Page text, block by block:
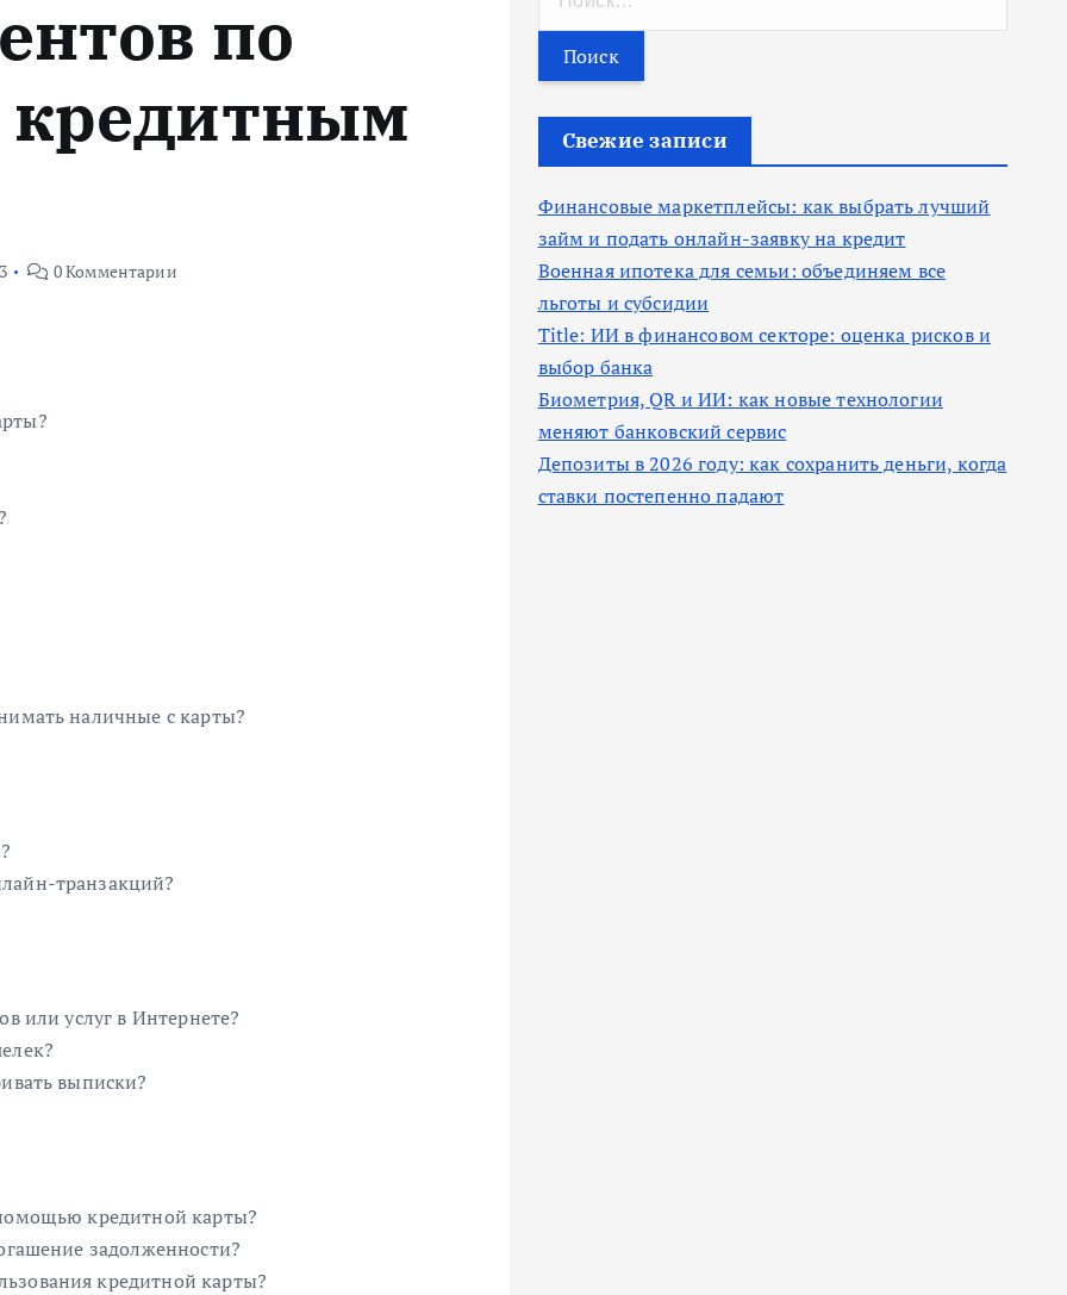
по
0 Комментарии
наличные с карты?
транзакций?
или услуг в Интернете?
выписки?
кредитной карты?
задолженности?
кредитной карты?
т
и
Свежие записи
Финансовые маркетплейсы: как выбрать лучший
займ и подать онлайн-заявку на кредит
Военная ипотека для семьи: объединяем все
льготы и субсидии
Title: ИИ в финансовом секторе: оценка рисков и
выбор банка
Биометрия, QR и ИИ: как новые технологии
меняют банковский сервис
Депозиты в 2026 году: как сохранить деньги, когда
ставки постепенно падают